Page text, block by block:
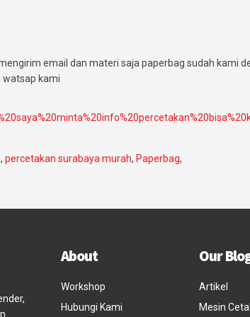
email dan materi saja paperbag sudah kami
watsap kami
, percetakan surabaya murah, Paperbag,
About
Workshop
Hubungi Kami
Our
Artikel
Mesin